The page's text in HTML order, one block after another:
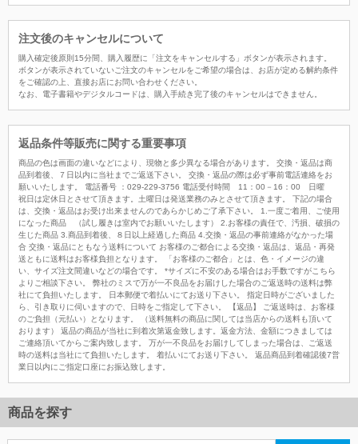
注文後のキャンセルについて
購入確定後原則15分間、購入履歴に「注文をキャンセルする」ボタンが表示されます。
ボタンが表示されていないご注文のキャンセルをご希望の場合は、お店が定める解約条件
をご確認の上、直接お店にお問い合わせください。
なお、電子書籍やデジタルコードは、購入手続き完了後のキャンセルはできません。
返品条件等販売に関する重要事項
商品の色は画面の違いなどにより、現物と多少異なる場合があります。 交換・返品は商
品到着後、７日以内に当社までご返送下さい。 交換・返品の際は必ず事前電話連絡をお
願いいたします。 電話番号 ：029-229-3756 電話受付時間 11：00－16：00 日曜
祝日は定休日とさせて頂きます。土曜日は発送業務のみとさせて頂きます。 下記の場合
は、交換・返品はお受け出来ませんのであらかじめご了承下さい。 1.一度ご着用、ご使用
になった商品 （試し履きは室内でお願いいたします） 2.お客様の責任で、汚損、破損の
生じた商品 3.商品到着後、８日以上経過した商品 4.交換・返品の事前連絡がなかった場
合 交換・返品にともなう送料について お客様のご都合による交換・返品は、返品・再発
送ともに送料はお客様負担となります。 「お客様のご都合」とは、色・イメージの違
い、サイズ注文間違いなどの場合です。 *サイズに不安のある場合はお手数ですがこちら
よりご相談下さい。 弊社のミスで万が一不良品をお届けした場合のご返送時の送料は弊
社にて負担いたします。 日本郵便で着払いにてお送り下さい。 指定日時がございました
ら、引き取りに伺いますので、日時をご指定して下さい。 【返品】 ご返送時は、お客様
のご負担（元払い）となります。 （送料無料の商品に関しては当店からの送料も頂いて
おります） 返品の商品が当社に到着次第返金致します。返金方法、金額につきましては
ご連絡頂いてからご案内致します。 万が一不良品をお届けしてしまった場合は、ご返送
時の送料は当社にて負担いたします。 着払いにてお送り下さい。 返品商品到着確認後7営
業日以内にご指定口座にお振込致します。
商品を探す